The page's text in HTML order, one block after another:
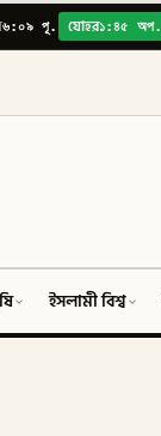
৬:০৯ পূ. যোহর১:৪৫ অপ.
ইসলামী বিশ্ব